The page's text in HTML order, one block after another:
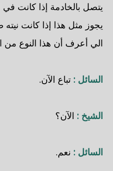
يتصل بالخادمة إذا كانت
يجوز مثل هذا إذا كانت نيته
الي أعرف أن هذا النوع من
السائل : تباع الآن.
الشيخ : الآن؟
السائل : نعم.